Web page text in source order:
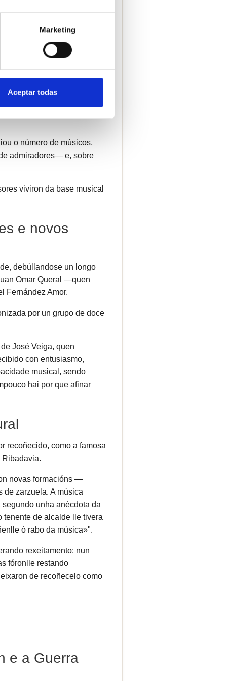
Marketing
Aceptar todas
decisivo
excepcional. Foi
a súa actuación nas
o número de músicos,
admiradores— e, sobre
viviron da base musical
e novos
debúllandose un longo
Omar Queral —quen
Fernández Amor.
por un grupo de doce
José Veiga, quen
con entusiasmo,
musical, sendo
hai por que afinar
recoñecido, como a famosa
novas formacións —
zarzuela. A música
unha anécdota da
tenente de alcalde lle tivera
ó rabo da música»".
rexeitamento: nun
fóronlle restando
de recoñecelo como
e a Guerra